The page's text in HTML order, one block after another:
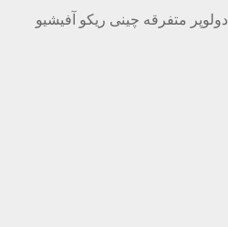
دولوپر متفرقه چینی ریکو آفیشیو